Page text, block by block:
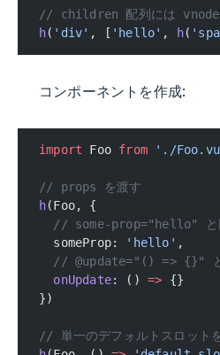
// children 配列には vnode
h( 'div' , [ 'hello' , h(
コンポーネントを作成:
import Foo from './
// props を渡す
h(Foo, {
// some-prop="hello" と
  someProp:
'hello' ,
// @update="() => {}"
  onUpdate
: () => {}
})
// 単一のデフォルトスロット